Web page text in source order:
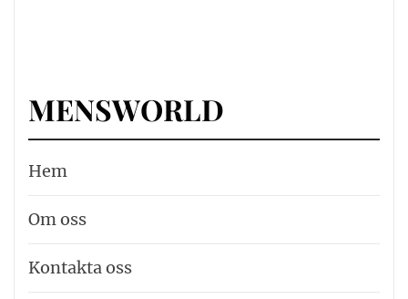
MENSWORLD
Hem
Om oss
Kontakta oss